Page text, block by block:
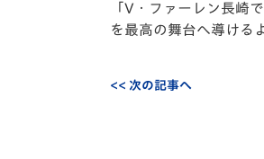
ホームタウン活動
「V・ファーレン長崎
を最高の舞台へ導ける
<< 次の記事へ